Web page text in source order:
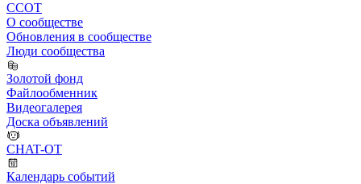
ССОТ
О сообществе
Обновления в сообществе
Люди сообщества
Золотой фонд
Файлообменник
Видеогалерея
Доска объявлений
CHAT-OT
Календарь событий